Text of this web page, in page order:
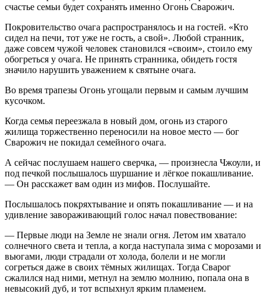
счастье семьи будет сохранять именно Огонь Сварожич.
Покровительство очага распространялось и на гостей. «Кто
сидел на печи, тот уже не гость, а свой». Любой странник,
даже совсем чужой человек становился «своим», стоило ему
обогреться у очага. Не принять странника, обидеть гостя
значило нарушить уважением к святыне очага.
Во время трапезы Огонь угощали первым и самым лучшим
кусочком.
Когда семья переезжала в новый дом, огонь из старого
жилища торжественно переносили на новое место — бог
Сварожич не покидал семейного очага.
А сейчас послушаем нашего сверчка, — произнесла Чжоули, и
под печкой послышалось шуршание и лёгкое покашливание.
— Он расскажет вам один из мифов. Послушайте.
Послышалось покряхтывание и опять покашливание — и на
удивление завораживающий голос начал повествование:
— Первые люди на Земле не знали огня. Летом им хватало
солнечного света и тепла, а когда наступала зима с морозами и
вьюгами, люди страдали от холода, болели и не могли
согреться даже в своих тёмных жилищах. Тогда Cварог
сжалился над ними, метнул на землю молнию, попала она в
невысокий дуб, и тот вспыхнул ярким пламенем.